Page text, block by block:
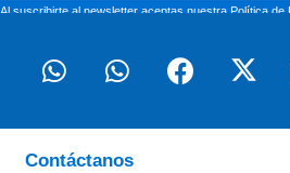
Al suscribirte al newsletter aceptas nuestraPolítica de
Contáctanos